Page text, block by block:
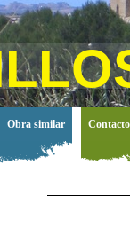
Obra similar